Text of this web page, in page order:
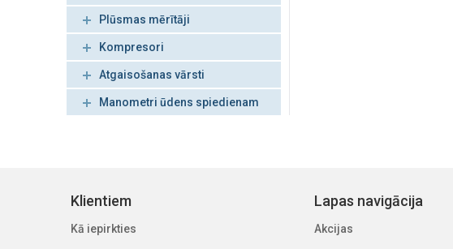
Plūsmas mērītāji
Kompresori
Atgaisošanas vārsti
Manometri ūdens spiedienam
Klientiem
Kā iepirkties
Lapas navigācija
Akcijas